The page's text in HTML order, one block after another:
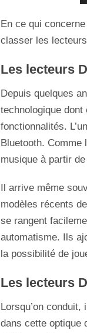
En ce qui
classer les
Les lecteurs
Depuis quelques
technologique
fonctionnalités.
Bluetooth.
musique à partir
Il arrive même
modèles récents
se rangent
automatisme. Ils
la possibilité de
Les lecteurs
Lorsqu’on
dans cette optique